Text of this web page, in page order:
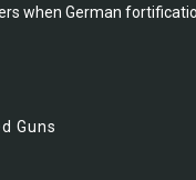
when German
Guns